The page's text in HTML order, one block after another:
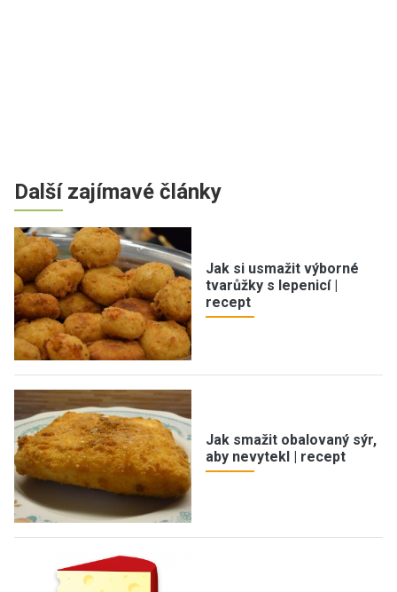
Další zajímavé články
Jak si usmažit výborné
tvarůžky s lepenicí |
recept
Jak smažit obalovaný sýr,
aby nevytekl | recept